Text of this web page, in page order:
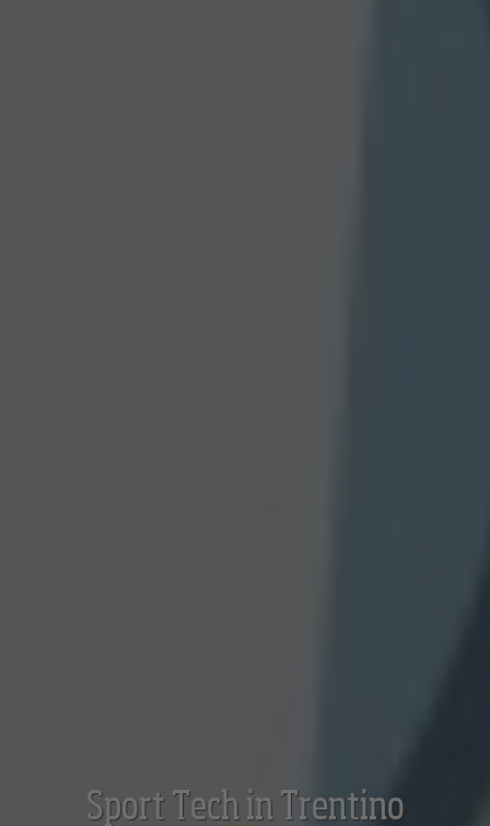
Sport Tech in Trentino